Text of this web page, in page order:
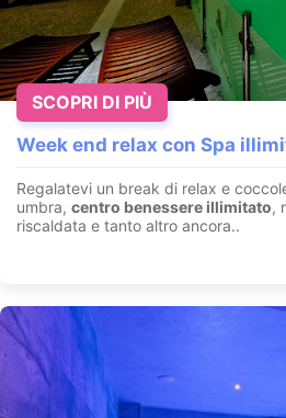
Week end relax con Spa
Regalatevi un break di relax e
umbra, centro benessere illimitato,
riscaldata e tanto altro ancora..
SCOPRI DI PIÙ